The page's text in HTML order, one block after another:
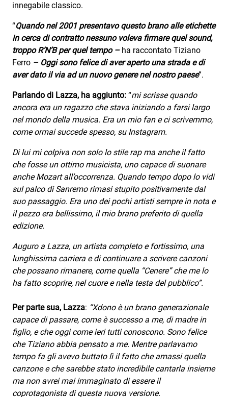
innegabile classico.
“Quando nel 2001 presentavo questo brano alle etichette
in cerca di contratto nessuno voleva firmare quel sound,
troppo R’N’B per quel tempo – ha raccontato Tiziano
Ferro – Oggi sono felice di aver aperto una strada e di
aver dato il via ad un nuovo genere nel nostro paese”.
Parlando di Lazza, ha aggiunto: “mi scrisse quando
ancora era un ragazzo che stava iniziando a farsi largo
nel mondo della musica. Era un mio fan e ci scrivemmo,
come ormai succede spesso, su Instagram.
Di lui mi colpiva non solo lo stile rap ma anche il fatto
che fosse un ottimo musicista, uno capace di suonare
anche Mozart all’occorrenza. Quando tempo dopo lo vidi
sul palco di Sanremo rimasi stupito positivamente dal
suo passaggio. Era uno dei pochi artisti sempre in nota e
il pezzo era bellissimo, il mio brano preferito di quella
edizione.
Auguro a Lazza, un artista completo e fortissimo, una
lunghissima carriera e di continuare a scrivere canzoni
che possano rimanere, come quella “Cenere” che me lo
ha fatto scoprire, nel cuore e nella testa del pubblico”.
Per parte sua, Lazza: “Xdono è un brano generazionale
capace di passare, come è successo a me, di madre in
figlio, e che oggi come ieri tutti conoscono. Sono felice
che Tiziano abbia pensato a me. Mentre parlavamo
tempo fa gli avevo buttato lì il fatto che amassi quella
canzone e che sarebbe stato incredibile cantarla insieme
ma non avrei mai immaginato di essere il
coprotagonista di questa nuova versione.